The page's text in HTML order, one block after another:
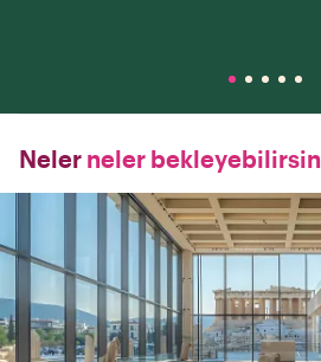
Neler neler bekleyebilirsin